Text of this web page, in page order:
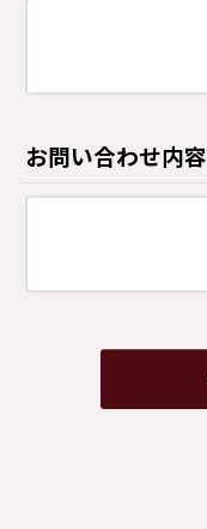
お問い合わせ内容